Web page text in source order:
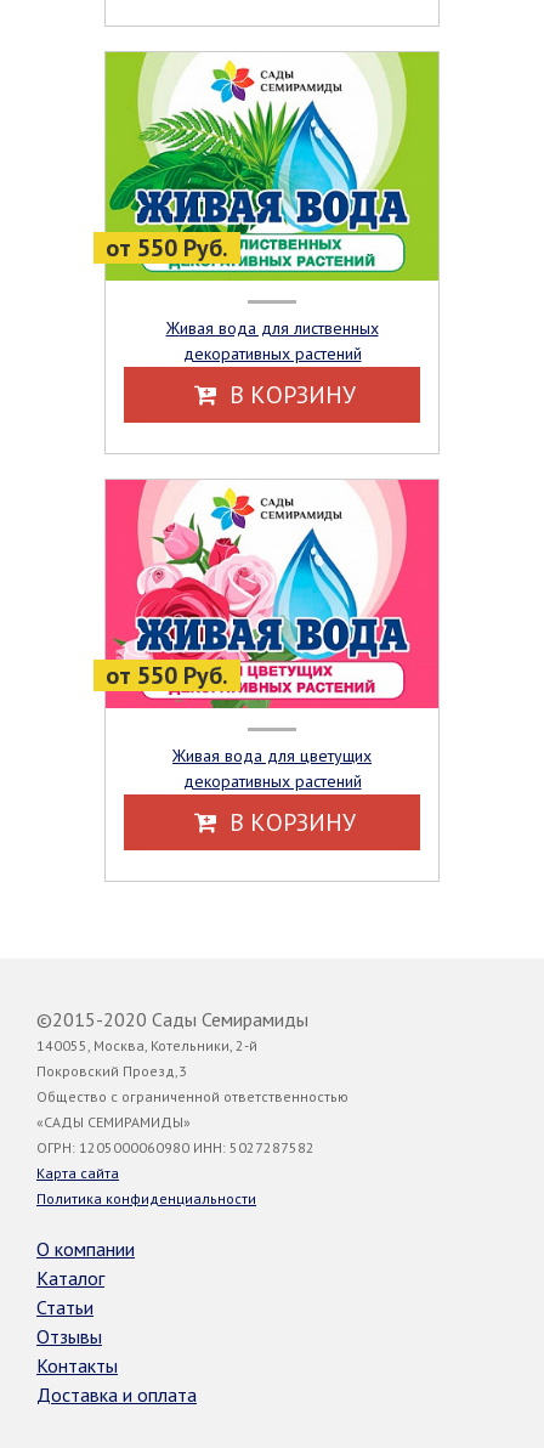
от 550 Руб.
Живая вода для лиственных
декоративных растений
В КОРЗИНУ
от 550 Руб.
Живая вода для цветущих
декоративных растений
В КОРЗИНУ
©2015-2020 Сады Семирамиды
140055, Москва, Котельники, 2-й
Покровский Проезд,3
Общество с ограниченной ответственностью
«САДЫ СЕМИРАМИДЫ»
ОГРН: 1205000060980 ИНН: 5027287582
Карта сайта
Политика конфиденциальности
О компании
Каталог
Статьи
Отзывы
Контакты
Доставка и оплата